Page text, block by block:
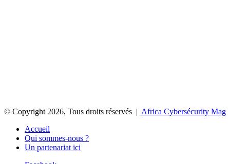
© Copyright 2026, Tous droits réservés | Africa Cybersécurity Mag
Accueil
Qui sommes-nous ?
Un partenariat ici